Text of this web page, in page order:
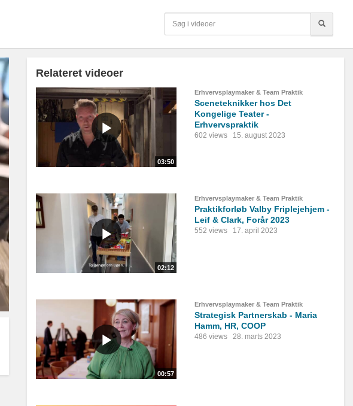
Relateret videoer
03:50
Erhvervsplaymaker & Team Praktik
Sceneteknikker hos Det
Kongelige Teater -
Erhvervspraktik
602 views 15. august 2023
02:12
Erhvervsplaymaker & Team Praktik
Praktikforløb Valby Friplejehjem -
Leif & Clark, Forår 2023
552 views 17. april 2023
00:57
Erhvervsplaymaker & Team Praktik
Strategisk Partnerskab - Maria
Hamm, HR, COOP
486 views 28. marts 2023